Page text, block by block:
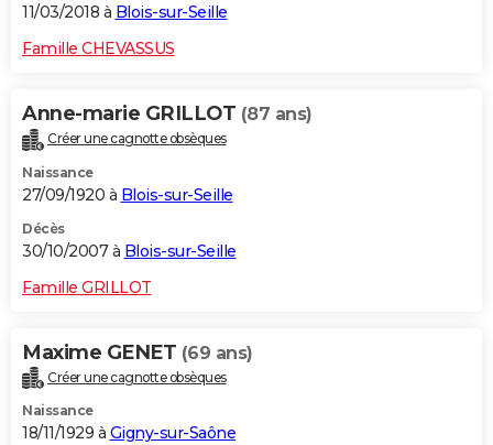
11/03/2018 à Blois-sur-Seille
Famille CHEVASSUS
Anne-marie GRILLOT (87 ans)
Créer une cagnotte obsèques
Naissance
27/09/1920 à Blois-sur-Seille
Décès
30/10/2007 à Blois-sur-Seille
Famille GRILLOT
Maxime GENET (69 ans)
Créer une cagnotte obsèques
Naissance
18/11/1929 à Gigny-sur-Saône